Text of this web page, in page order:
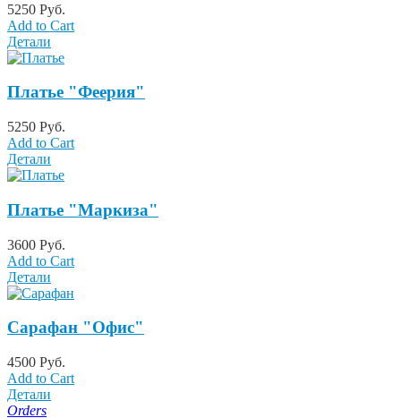
5250 Руб.
Add to Cart
Детали
Платье "Феерия"
5250 Руб.
Add to Cart
Детали
Платье "Маркиза"
3600 Руб.
Add to Cart
Детали
Сарафан "Офис"
4500 Руб.
Add to Cart
Детали
Orders